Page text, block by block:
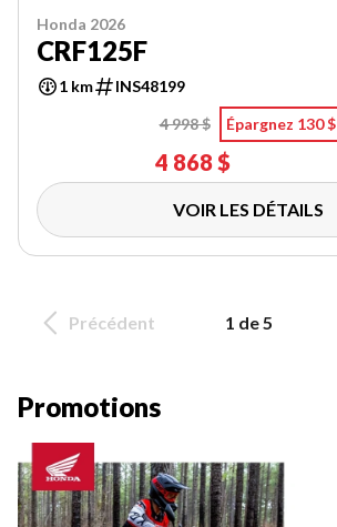
Honda 2026
CRF125F
1 km
INS48199
4 998 $
Épargnez 130 $
4 868 $
VOIR LES DÉTAILS
Précédent 1 de 5
Promotions